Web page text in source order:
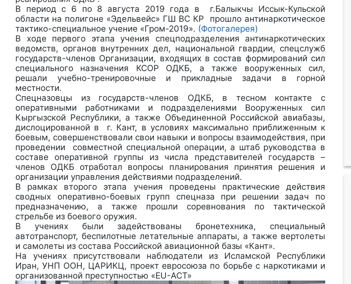
В период с 6 по 8 августа 2019 года в г.Балыкчы Иссык-Кульской
области на полигоне «Эдельвейс» ГШ ВС КР прошло антинаркотическое
тактико-специальное учение «Гром-2019». (Фотогалерея)
В ходе первого этапа учения спецподразделения антинаркотических
ведомств, органов внутренних дел, национальной гвардии, спецслужб
государств-членов Организации, входящих в состав формирований сил
специального назначения КСОР ОДКБ, а также вооруженных сил,
решали учебно-тренировочные и прикладные задачи в горной
местности.
Спецназовцы из государств-членов ОДКБ, в тесном контакте с
оперативными работниками и подразделениями Вооруженных сил
Кыргызской Республики, а также Объединенной Российской авиабазы,
дислоцированной в г. Кант, в условиях максимально приближенным к
боевым, совершенствовали свои навыки и вопросы взаимодействия, при
проведении совместной специальной операции, а штаб руководства в
составе оперативной группы из числа представителей государств –
членов ОДКБ отработал вопросы планирования принятия решения и
организации управления действиями подразделений.
В рамках второго этапа учения проведены практические действия
сводных оперативно-боевых групп спецназа при решении задач по
предназначению, а также прошли соревнования по тактической
стрельбе из боевого оружия.
В учениях были задействованы бронетехника, специальный
автотранспорт, беспилотные летательные аппараты, а также вертолеты
и самолеты из состава Российской авиационной базы «Кант».
На учениях присутствовали наблюдатели из Исламской Республики
Иран, УНП ООН, ЦАРИКЦ, проект евросоюза по борьбе с наркотиками и
организованной преступностью «EU-ACT»